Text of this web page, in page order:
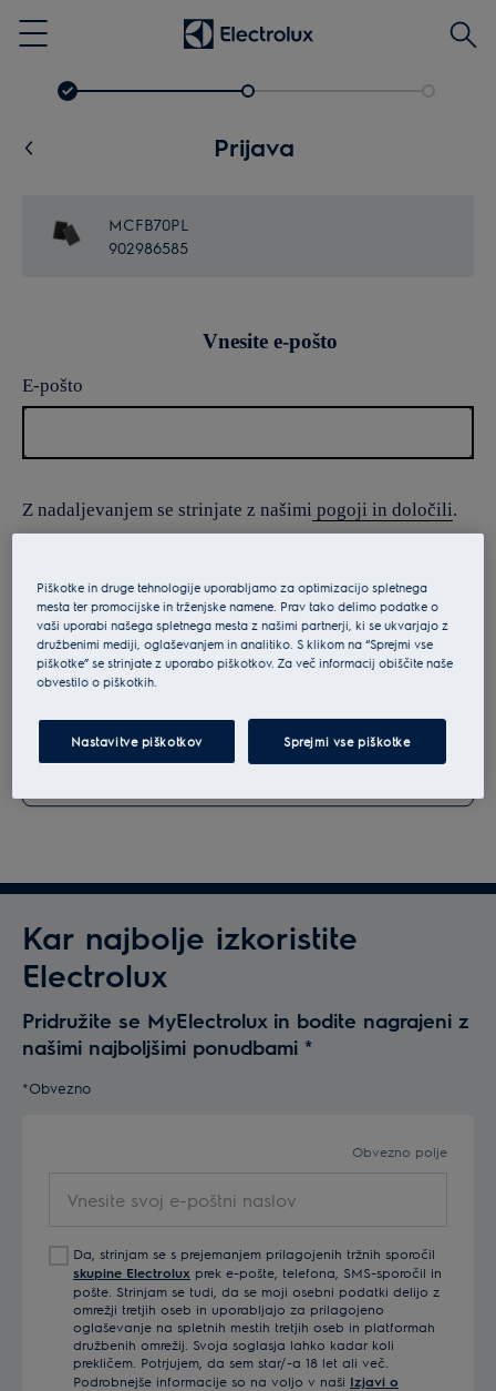
Menu
Išči
Prijava
MCFB70PL
902986585
Vnesite e-pošto
E-pošto
Z nadaljevanjem se strinjate z našimi pogoji in določili.
podatke, si oglejte našoizjavo o varstvu podatkov.
Kar najbolje izkoristite
Electrolux
Pridružite se MyElectrolux in bodite nagrajeni z
našimi najboljšimi ponudbami *
*Obvezno
Obvezno polje
Da, strinjam se s prejemanjem prilagojenih tržnih sporočil
skupine Electrolux prek e-pošte, telefona, SMS-sporočil in
pošte. Strinjam se tudi, da se moji osebni podatki delijo z
omrežji tretjih oseb in uporabljajo za prilagojeno
oglaševanje na spletnih mestih tretjih oseb in platformah
družbenih omrežij. Svoja soglasja lahko kadar koli
prekličem. Potrjujem, da sem star/-a 18 let ali več.
Podrobnejše informacije so na voljo v naši Izjavi o
Piškotke in druge tehnologije uporabljamo za optimizacijo spletnega
mesta ter promocijske in trženjske namene. Prav tako delimo podatke o
vaši uporabi našega spletnega mesta z našimi partnerji, ki se ukvarjajo z
družbenimi mediji, oglaševanjem in analitiko. S klikom na “Sprejmi vse
piškotke” se strinjate z uporabo piškotkov. Za več informacij obiščite naše
obvestilo o piškotkih.
Nastavitve piškotkov Sprejmi vse piškotke